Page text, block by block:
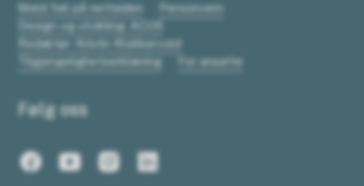
Meld feil på nettsiden
Personvern
Design og utvikling: ACOS
Redaktør: Kristin Klokkervold
Tilgjengelighetserklæring
For ansatte
Følg oss
FacebookYoutubeInstagram